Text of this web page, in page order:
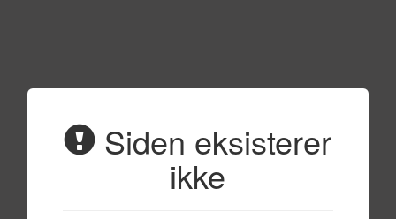
Siden eksisterer
ikke